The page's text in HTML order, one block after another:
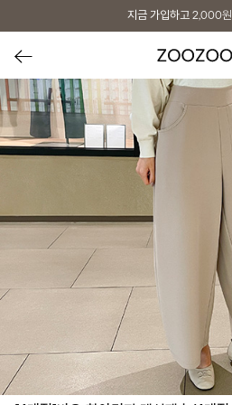
지금 가입하고 2,000원